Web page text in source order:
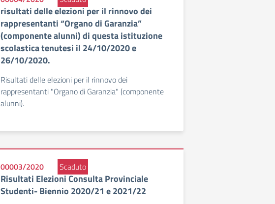
risultati delle elezioni per il rinnovo dei
rappresentanti “Organo di Garanzia”
(componente alunni) di questa istituzione
scolastica tenutesi il 24/10/2020 e
26/10/2020.
Risultati delle elezioni per il rinnovo dei
rappresentanti "Organo di Garanzia" (componente
alunni).
00003/2020 Scaduto
Risultati Elezioni Consulta Provinciale
Studenti- Biennio 2020/21 e 2021/22